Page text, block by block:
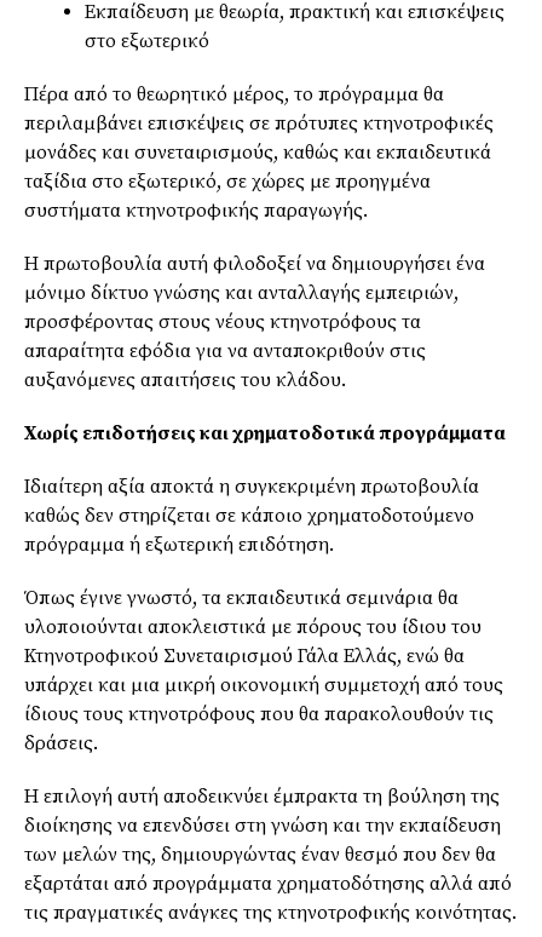
Εκπαίδευση με θεωρία, πρακτική και επισκέψεις
στο εξωτερικό
Πέρα από το θεωρητικό μέρος, το πρόγραμμα θα
περιλαμβάνει επισκέψεις σε πρότυπες κτηνοτροφικές
μονάδες και συνεταιρισμούς, καθώς και εκπαιδευτικά
ταξίδια στο εξωτερικό, σε χώρες με προηγμένα
συστήματα κτηνοτροφικής παραγωγής.
Η πρωτοβουλία αυτή φιλοδοξεί να δημιουργήσει ένα
μόνιμο δίκτυο γνώσης και ανταλλαγής εμπειριών,
προσφέροντας στους νέους κτηνοτρόφους τα
απαραίτητα εφόδια για να ανταποκριθούν στις
αυξανόμενες απαιτήσεις του κλάδου.
Χωρίς επιδοτήσεις και χρηματοδοτικά προγράμματα
Ιδιαίτερη αξία αποκτά η συγκεκριμένη πρωτοβουλία
καθώς δεν στηρίζεται σε κάποιο χρηματοδοτούμενο
πρόγραμμα ή εξωτερική επιδότηση.
Όπως έγινε γνωστό, τα εκπαιδευτικά σεμινάρια θα
υλοποιούνται αποκλειστικά με πόρους του ίδιου του
Κτηνοτροφικού Συνεταιρισμού Γάλα Ελλάς, ενώ θα
υπάρχει και μια μικρή οικονομική συμμετοχή από τους
ίδιους τους κτηνοτρόφους που θα παρακολουθούν τις
δράσεις.
Η επιλογή αυτή αποδεικνύει έμπρακτα τη βούληση της
διοίκησης να επενδύσει στη γνώση και την εκπαίδευση
των μελών της, δημιουργώντας έναν θεσμό που δεν θα
εξαρτάται από προγράμματα χρηματοδότησης αλλά από
τις πραγματικές ανάγκες της κτηνοτροφικής κοινότητας.